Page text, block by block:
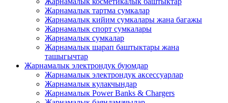
Жарнамалык тартма сумкалар
Жарнамалык кийим сумкалары жана багажы
Жарнамалык спорт сумкалары
Жарнамалык сумкалар
Жарнамалык шарап баштыктары жана
ташыгычтар
Жарнамалык электрондук буюмдар
Жарнамалык электрондук аксессуарлар
Жарнамалык кулакчындар
Жарнамалык Power Banks & Chargers